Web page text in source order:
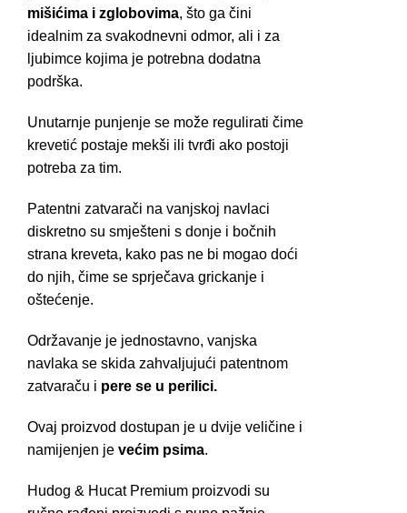
mišićima i zglobovima, što ga čini
idealnim za svakodnevni odmor, ali i za
ljubimce kojima je potrebna dodatna
podrška.
Unutarnje punjenje se može regulirati čime
krevetić postaje mekši ili tvrđi ako postoji
potreba za tim.
Patentni zatvarači na vanjskoj navlaci
diskretno su smješteni s donje i bočnih
strana kreveta, kako pas ne bi mogao doći
do njih, čime se sprječava grickanje i
oštećenje.
Održavanje je jednostavno, vanjska
navlaka se skida zahvaljujući patentnom
zatvaraču i pere se u perilici.
Ovaj proizvod dostupan je u dvije veličine i
namijenjen je većim psima.
Hudog & Hucat Premium proizvodi su